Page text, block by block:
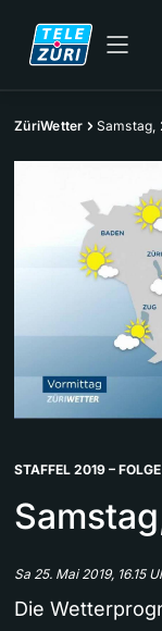
ZüriWetter Samstag,
STAFFEL 2019 –
Sa 25. Mai 2019, 16.15
Die